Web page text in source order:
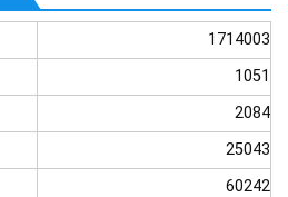
1714003
1051
2084
25043
60242